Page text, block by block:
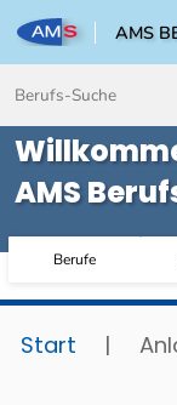
AMS
AMS
Berufe
Start |